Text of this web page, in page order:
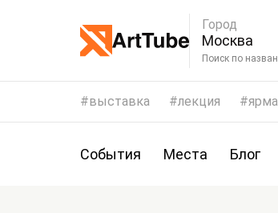
Город
Москва
Поиск по
выставка лекция
События Места Блог